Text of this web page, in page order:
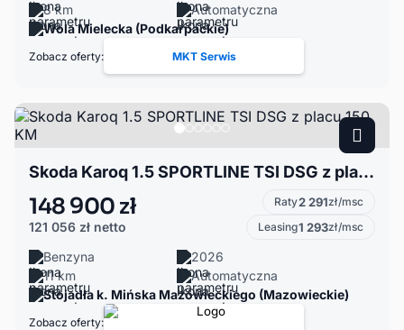
8 km
Automatyczna
Wola Mielecka (Podkarpackie)
Zobacz oferty: MKT Serwis
Skoda Karoq 1.5 SPORTLINE TSI DSG z placu 150 KM
148 900 zł
121 056 zł netto
Raty2 291zł/msc
Leasing1 293zł/msc
Benzyna
2026
11 km
Automatyczna
Stojadła k. Mińska Mazowieckiego (Mazowieckie)
Zobacz oferty: